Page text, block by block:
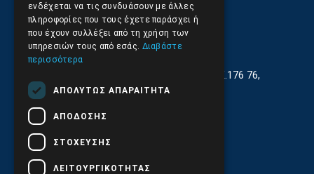
Γεωργίου Κρέμου 13-17, Καλλιθέα, Τ.Κ.176 76,
Αθήνα, Ελλάδα
210.9566.401(11.30-17.00)
210.9566.402
Email:info@pds.com.gr
ενδέχεται να τις συνδυάσουν με άλλες
πληροφορίες που τους έχετε παράσχει ή
που έχουν συλλέξει από τη χρήση των
υπηρεσιών τους από εσάς. Διαβάστε
περισσότερα
ΑΠΟΛΎΤΩΣ ΑΠΑΡΑΊΤΗΤΑ
ΑΠΌΔΟΣΗΣ
ΣΤΌΧΕΥΣΗΣ
ΛΕΙΤΟΥΡΓΙΚΌΤΗΤΑΣ